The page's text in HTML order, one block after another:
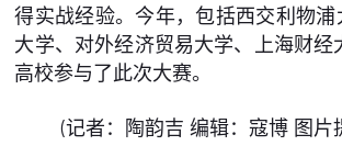
得实战经验。今年，包括西交利物
大学、对外经济贸易大学、上海财经
高校参与了此次大赛。
(记者：陶韵吉 编辑：寇博 图片